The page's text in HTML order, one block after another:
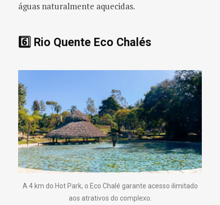
águas naturalmente aquecidas.
6️⃣ Rio Quente Eco Chalés
A 4 km do Hot Park, o Eco Chalé garante acesso ilimitado
aos atrativos do complexo.